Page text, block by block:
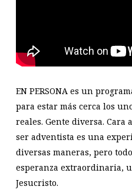
EN PERSONA es un
para estar más cerca los
reales. Gente diversa. Cara
ser adventista es una
diversas maneras, pero
esperanza extraordinaria,
Jesucristo.